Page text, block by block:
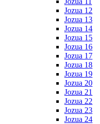
Jozua 12
Jozua 13
Jozua 14
Jozua 15
Jozua 16
Jozua 17
Jozua 18
Jozua 19
Jozua 20
Jozua 21
Jozua 22
Jozua 23
Jozua 24